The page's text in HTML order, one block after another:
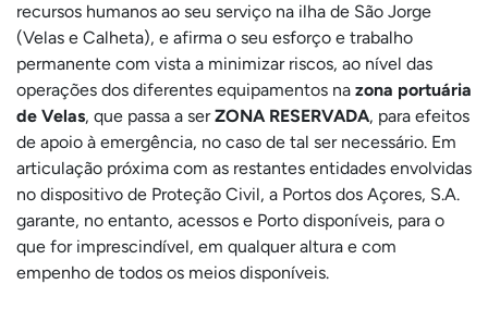
recursos humanos ao seu serviço na ilha de São Jorge
(Velas e Calheta), e afirma o seu esforço e trabalho
permanente com vista a minimizar riscos, ao nível das
operações dos diferentes equipamentos na zona portuária
de Velas, que passa a serZONA RESERVADA, para efeitos
de apoio à emergência, no caso de tal ser necessário. Em
articulação próxima com as restantes entidades envolvidas
no dispositivo de Proteção Civil, a Portos dos Açores, S.A.
garante, no entanto, acessos e Porto disponíveis, para o
que for imprescindível, em qualquer altura e com
empenho de todos os meios disponíveis.